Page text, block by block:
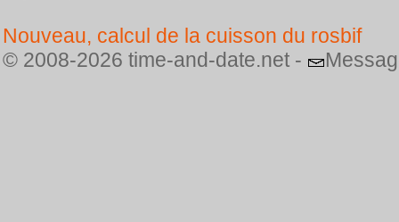
Nouveau, calcul de la cuisson du rosbif
© 2008-2026 time-and-date.net -